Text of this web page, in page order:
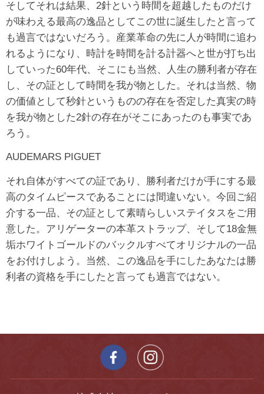
そしてそれは結果、2針という時間を超越したものだけ
が味わえる最高の逸品としてこの世に誕生したと言って
も過言ではないだろう。産業革命の先に人が時間に追わ
れるようになり、時計を時間を計る計器へと世が打ち出
していった60年代、そこにも当然、人生の勝利者が存在
し、その証として時間を我が物とした。それは当然、物
の価値として秒針というものの存在を否定した真実の時
を我が物とした2針の存在がそこにあったのも事実であ
ろう。
AUDEMARS PIGUET
それ自体がすべての証であり、勝利者だけが手にする最
高のタイムピースであることには間違いない。今回ご紹
介する一品、その証として素晴らしいステイタスをご用
意した。アリゲーターの本革ストラップ、そして18金無
垢ホワイトゴールドのバックルすべてオリジナルの一品
をお付けしよう。当然、この逸品を手にしたあなたは勝
利者の資格を手にしたと言っても過言ではない。